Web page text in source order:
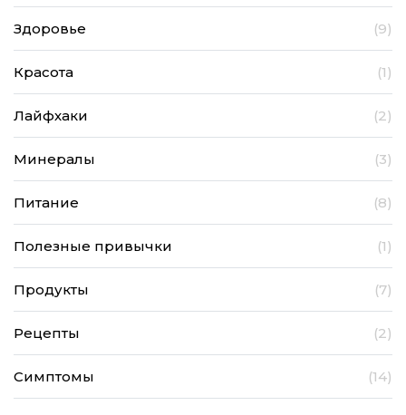
Здоровье (9)
Красота (1)
Лайфхаки (2)
Минералы (3)
Питание (8)
Полезные привычки (1)
Продукты (7)
Рецепты (2)
Симптомы (14)